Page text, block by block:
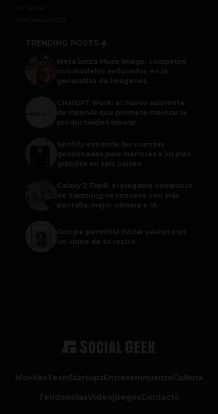
31 de julio de 2026
TRENDING POSTS
Meta lanza Muse Image: competirá
con modelos enfocados en IA
generativa de imágenes
ChatGPT Work: el nuevo asistente
de OpenAI que promete mejorar la
productividad laboral
Spotify extiende las cuentas
gestionadas para menores a su plan
gratuito en seis países
Galaxy Z Flip8: el plegable compacto
de Samsung se renueva con más
pantalla, mejor cámara e IA
Google permitirá iniciar sesión con
un video de tu rostro